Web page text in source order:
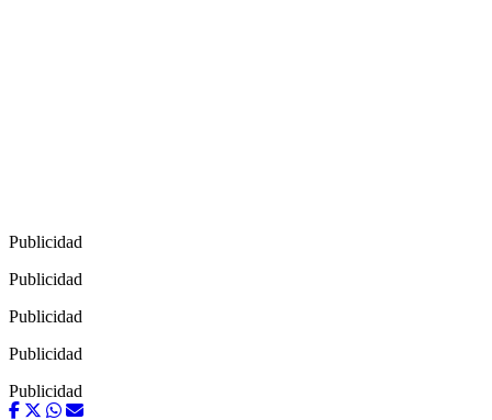
Publicidad
Publicidad
Publicidad
Publicidad
Publicidad